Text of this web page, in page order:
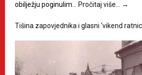
obilježju poginulim…
Pročitaj više… →
Tišina zapovjednika i glasni ‘vikend